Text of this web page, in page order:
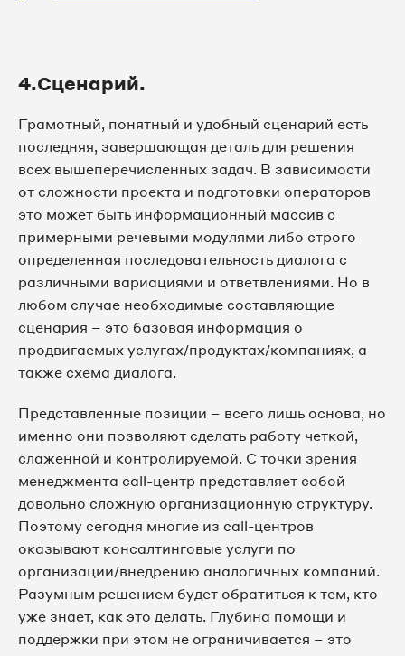
4.Сценарий.
Грамотный, понятный и удобный сценарий есть
последняя, завершающая деталь для решения
всех вышеперечисленных задач. В зависимости
от сложности проекта и подготовки операторов
это может быть информационный массив с
примерными речевыми модулями либо строго
определенная последовательность диалога с
различными вариациями и ответвлениями. Но в
любом случае необходимые составляющие
сценария – это базовая информация о
продвигаемых услугах/продуктах/компаниях, а
также схема диалога.
Представленные позиции – всего лишь основа, но
именно они позволяют сделать работу четкой,
слаженной и контролируемой. С точки зрения
менеджмента call-центр представляет собой
довольно сложную организационную структуру.
Поэтому сегодня многие из call-центров
оказывают консалтинговые услуги по
организации/внедрению аналогичных компаний.
Разумным решением будет обратиться к тем, кто
уже знает, как это делать. Глубина помощи и
поддержки при этом не ограничивается – это